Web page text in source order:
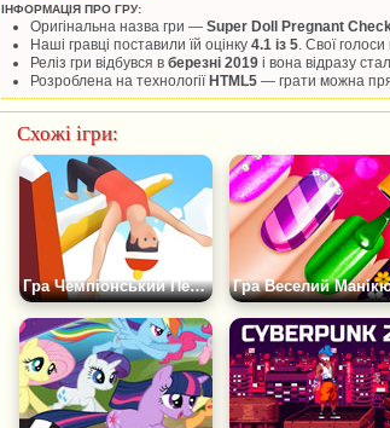
ІНФОРМАЦІЯ ПРО ГРУ:
Оригінальна назва гри — Super Doll Pregnant
Наші гравці поставили їй оцінку 4.1 із 5 . Свої
Реліз гри відбувся в березні 2019 і вона відразу
Розроблена на технологіїHTML5 — грати можна
Схожі ігри:
Гра Чемпіонський Перекид